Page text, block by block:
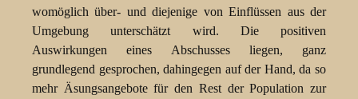
womöglich über- und diejenige von Einflüssen aus der
Umgebung unterschätzt wird. Die positiven
Auswirkungen eines Abschusses liegen, ganz
grundlegend gesprochen, dahingegen auf der Hand, da so
mehr Äsungsangebote für den Rest der Population zur